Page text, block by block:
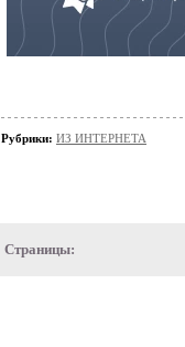
Рубрики: ИЗ ИНТЕРНЕТА
Страницы: